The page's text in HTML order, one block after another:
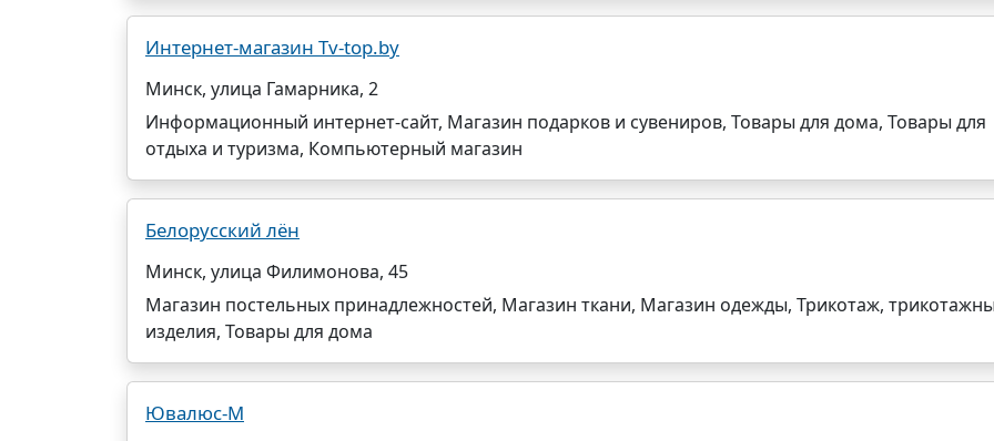
Интернет-магазин Tv-top.by
Минск, улица Гамарника, 2
Информационный интернет-сайт, Магазин подарков и сувениров, Товары для дома, Товары для
отдыха и туризма, Компьютерный магазин
Белорусский лён
Минск, улица Филимонова, 45
Магазин постельных принадлежностей, Магазин ткани, Магазин одежды, Трикотаж,
изделия, Товары для дома
Ювалюс-М